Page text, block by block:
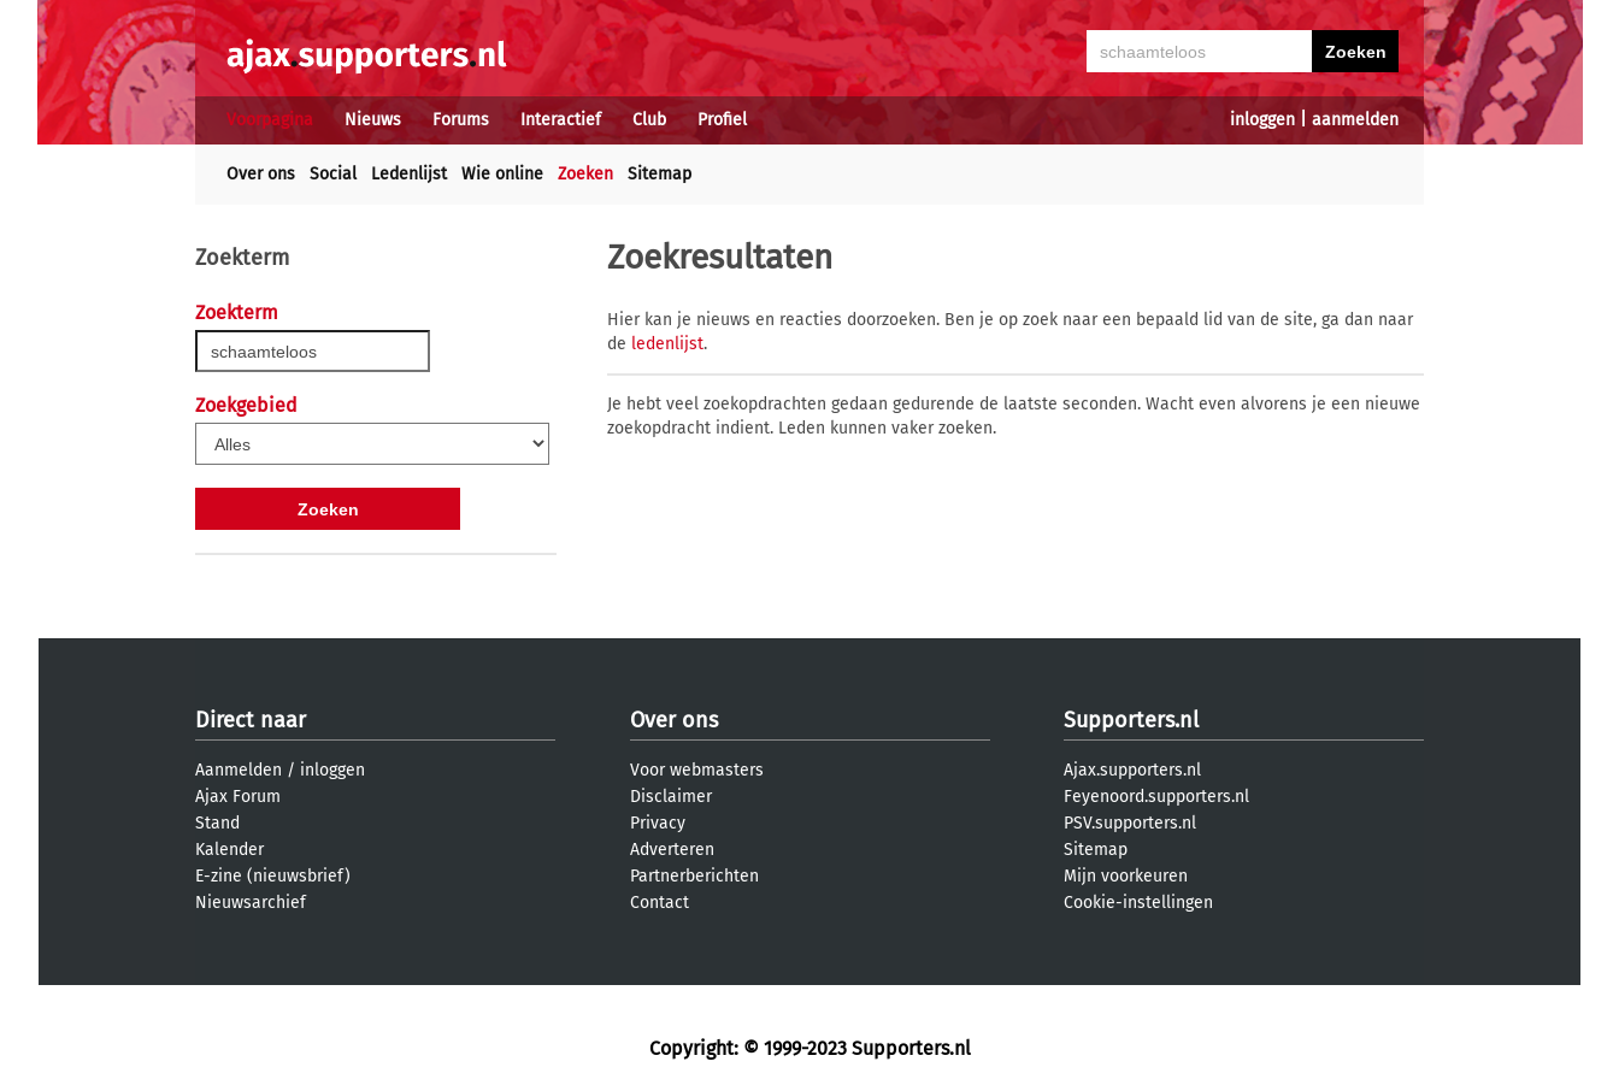
inloggen aanmelden
Voorpagina Nieuws Forums Interactief Club Profiel
Over ons Social Ledenlijst Wie online Zoeken Sitemap
Zoekterm
Zoekterm
Zoekgebied
Zoekresultaten
Hier kan je nieuws en reacties doorzoeken. Ben je op zoek naar een bepaald lid van de site, ga dan naar
de ledenlijst.
Je hebt veel zoekopdrachten gedaan gedurende de laatste seconden. Wacht even alvorens je een nieuwe
zoekopdracht indient. Leden kunnen vaker zoeken.
Direct naar
Aanmelden / inloggen
Ajax Forum
Stand
Kalender
E-zine (nieuwsbrief)
Nieuwsarchief
Over ons
Voor webmasters
Disclaimer
Privacy
Adverteren
Partnerberichten
Contact
Supporters.nl
Ajax.supporters.nl
Feyenoord.supporters.nl
PSV.supporters.nl
Sitemap
Mijn voorkeuren
Cookie-instellingen
Copyright: © 1999-2023 Supporters.nl